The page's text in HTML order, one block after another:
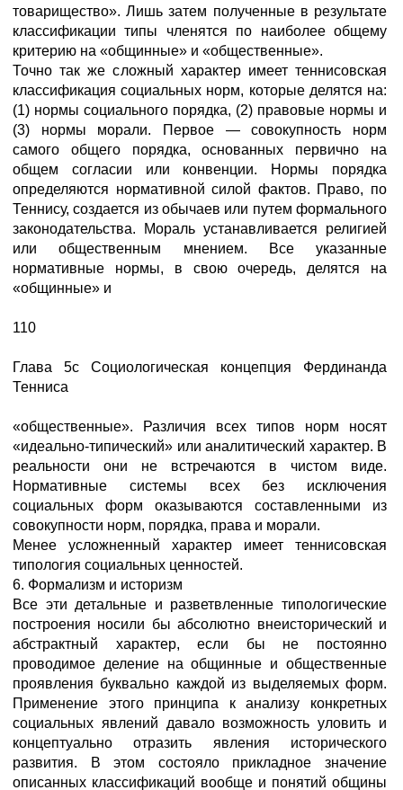
товарищество». Лишь затем полученные в результате
классификации типы членятся по наиболее общему
критерию на «общинные» и «общественные».
Точно так же сложный характер имеет теннисовская
классификация социальных норм, которые делятся на:
(1) нормы социального порядка, (2) правовые нормы и
(3) нормы морали. Первое — совокупность норм
самого общего порядка, основанных первично на
общем согласии или конвенции. Нормы порядка
определяются нормативной силой фактов. Право, по
Теннису, создается из обычаев или путем формального
законодательства. Мораль устанавливается религией
или общественным мнением. Все указанные
нормативные нормы, в свою очередь, делятся на
«общинные» и
110
Глава 5с Социологическая концепция Фердинанда
Тенниса
«общественные». Различия всех типов норм носят
«идеально-типический» или аналитический характер. В
реальности они не встречаются в чистом виде.
Нормативные системы всех без исключения
социальных форм оказываются составленными из
совокупности норм, порядка, права и морали.
Менее усложненный характер имеет теннисовская
типология социальных ценностей.
6. Формализм и историзм
Все эти детальные и разветвленные типологические
построения носили бы абсолютно внеисторический и
абстрактный характер, если бы не постоянно
проводимое деление на общинные и общественные
проявления буквально каждой из выделяемых форм.
Применение этого принципа к анализу конкретных
социальных явлений давало возможность уловить и
концептуально отразить явления исторического
развития. В этом состояло прикладное значение
описанных классификаций вообще и понятий общины